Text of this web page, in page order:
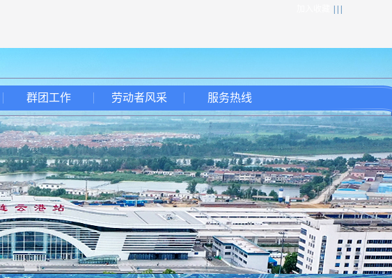
群团工作 劳动者风采 服务热线